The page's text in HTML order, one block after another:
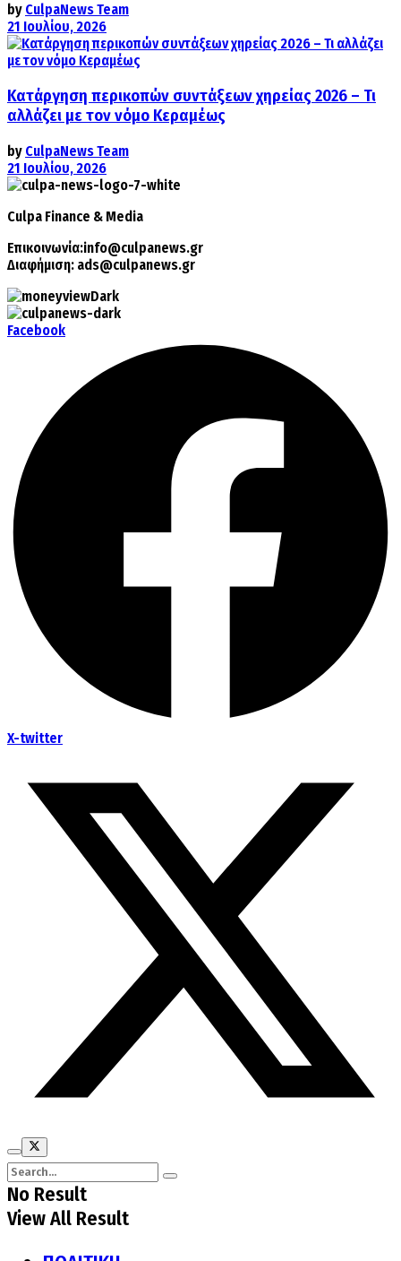
by CulpaNews Team
21 Ιουλίου, 2026
Κατάργηση περικοπών συντάξεων χηρείας 2026 – Τι
αλλάζει με τον νόμο Κεραμέως
by CulpaNews Team
21 Ιουλίου, 2026
Culpa Finance & Media
Επικοινωνία:info@culpanews.gr
Διαφήμιση: ads@culpanews.gr
Facebook
X-twitter
No Result
View All Result